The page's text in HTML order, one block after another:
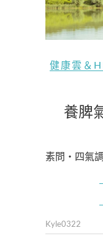
健康雲＆
養脾
素問・四氣
Kyle0322